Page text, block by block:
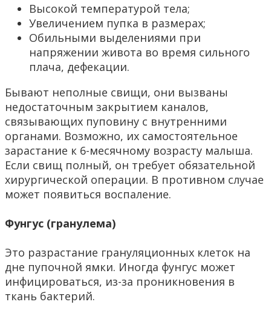
Высокой температурой тела;
Увеличением пупка в размерах;
Обильными выделениями при
напряжении живота во время сильного
плача, дефекации.
Бывают неполные свищи, они вызваны
недостаточным закрытием каналов,
связывающих пуповину с внутренними
органами. Возможно, их самостоятельное
зарастание к 6-месячному возрасту малыша.
Если свищ полный, он требует обязательной
хирургической операции. В противном случае
может появиться воспаление.
Фунгус (гранулема)
Это разрастание грануляционных клеток на
дне пупочной ямки. Иногда фунгус может
инфицироваться, из-за проникновения в
ткань бактерий.